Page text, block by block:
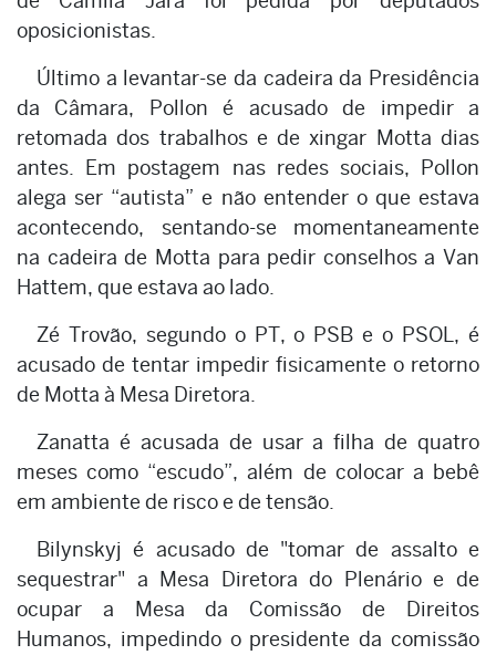
oposicionistas.
Último a levantar-se da cadeira da Presidência
da Câmara, Pollon é acusado de impedir a
retomada dos trabalhos e de xingar Motta dias
antes. Em postagem nas redes sociais, Pollon
alega ser “autista” e não entender o que estava
acontecendo, sentando-se momentaneamente
na cadeira de Motta para pedir conselhos a Van
Hattem, que estava ao lado.
Zé Trovão, segundo o PT, o PSB e o PSOL, é
acusado de tentar impedir fisicamente o retorno
de Motta à Mesa Diretora.
Zanatta é acusada de usar a filha de quatro
meses como “escudo”, além de colocar a bebê
em ambiente de risco e de tensão.
Bilynskyj é acusado de "tomar de assalto e
sequestrar" a Mesa Diretora do Plenário e de
ocupar a Mesa da Comissão de Direitos
Humanos, impedindo o presidente da comissão